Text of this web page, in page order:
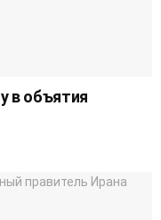
в объятия